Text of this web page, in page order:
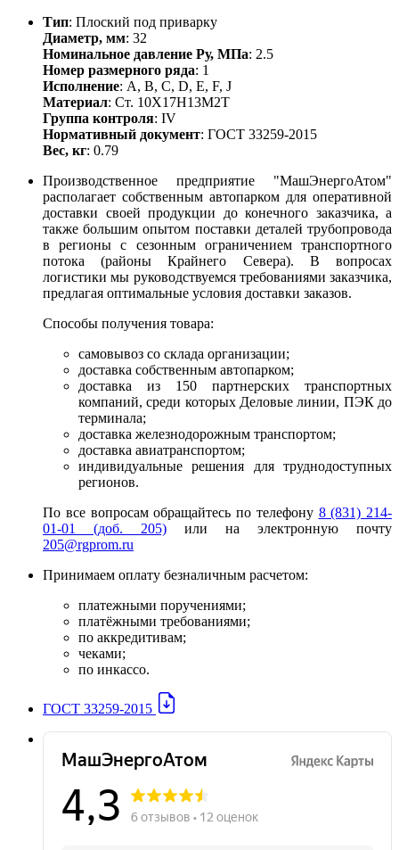
Тип: Плоский под приварку
Диаметр, мм: 32
Номинальное давление Ру, МПа: 2.5
Номер размерного ряда: 1
Исполнение: A, B, С, D, E, F, J
Материал: Ст. 10Х17Н13М2Т
Группа контроля: IV
Нормативный документ: ГОСТ 33259-2015
Вес, кг: 0.79
Производственное предприятие "МашЭнергоАтом"
располагает собственным автопарком для оперативной
доставки своей продукции до конечного заказчика, а
также большим опытом поставки деталей трубопровода
в регионы с сезонным ограничением транспортного
потока (районы Крайнего Севера). В вопросах
логистики мы руководствуемся требованиями заказчика,
предлагая оптимальные условия доставки заказов.
Способы получения товара:
самовывоз со склада организации;
доставка собственным автопарком;
доставка из 150 партнерских транспортных
компаний, среди которых Деловые линии, ПЭК до
терминала;
доставка железнодорожным транспортом;
доставка авиатранспортом;
индивидуальные решения для труднодоступных
регионов.
По все вопросам обращайтесь по телефону 8 (831) 214-
01-01 (доб. 205) или на электронную почту
205@rgprom.ru
Принимаем оплату безналичным расчетом:
платежными поручениями;
платёжными требованиями;
по аккредитивам;
чеками;
по инкассо.
ГОСТ 33259-2015